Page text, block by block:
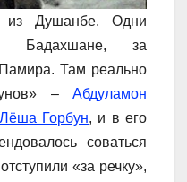
Душанбе. Одни
Бадахшане, за
Там реально
– Абдуламон
Горбун, и в его
соваться
«за речку»,